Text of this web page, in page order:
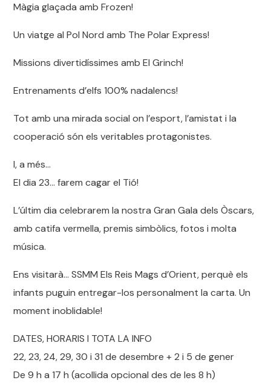
Màgia glaçada amb Frozen!
Un viatge al Pol Nord amb The Polar Express!
Missions divertidíssimes amb El Grinch!
Entrenaments d’elfs 100% nadalencs!
Tot amb una mirada social on l’esport, l’amistat i la
cooperació són els veritables protagonistes.
I, a més…
El dia 23… farem cagar el Tió!
L’últim dia celebrarem la nostra Gran Gala dels Òscars,
amb catifa vermella, premis simbòlics, fotos i molta
música.
Ens visitarà… SSMM Els Reis Mags d’Orient, perquè els
infants puguin entregar-los personalment la carta. Un
moment inoblidable!
DATES, HORARIS I TOTA LA INFO
22, 23, 24, 29, 30 i 31 de desembre + 2 i 5 de gener
De 9 h a 17 h (acollida opcional des de les 8 h)